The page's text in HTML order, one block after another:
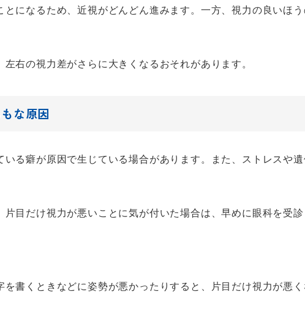
になるため、近視がどんどん進みます。一方、視力の良いほ
右の視力差がさらに大きくなるおそれがあります。
な原因
る癖が原因で生じている場合があります。また、ストレスや
目だけ視力が悪いことに気が付いた場合は、早めに眼科を受診
書くときなどに姿勢が悪かったりすると、片目だけ視力が悪く